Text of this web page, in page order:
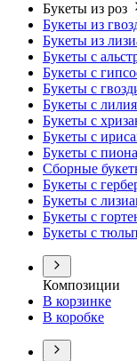
Букеты из роз
Букеты из
Букеты из
Букеты с
Букеты с
Букеты с
Букеты с
Букеты с
Букеты с
Букеты с
Сборные
Букеты с
Букеты с
Букеты с
Букеты с
Композиции
В корзинке
В коробке